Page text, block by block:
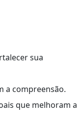
sua
a compreensão.
que melhoram a